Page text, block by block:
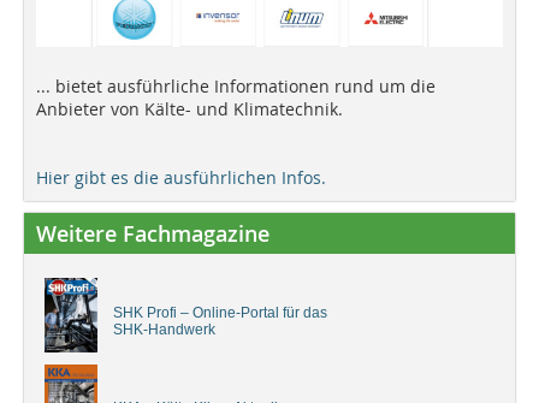
... bietet ausführliche Informationen rund um die
Anbieter von Kälte- und Klimatechnik.
Hier gibt es die ausführlichen Infos.
Weitere Fachmagazine
SHK Profi – Online-Portal für das
SHK-Handwerk